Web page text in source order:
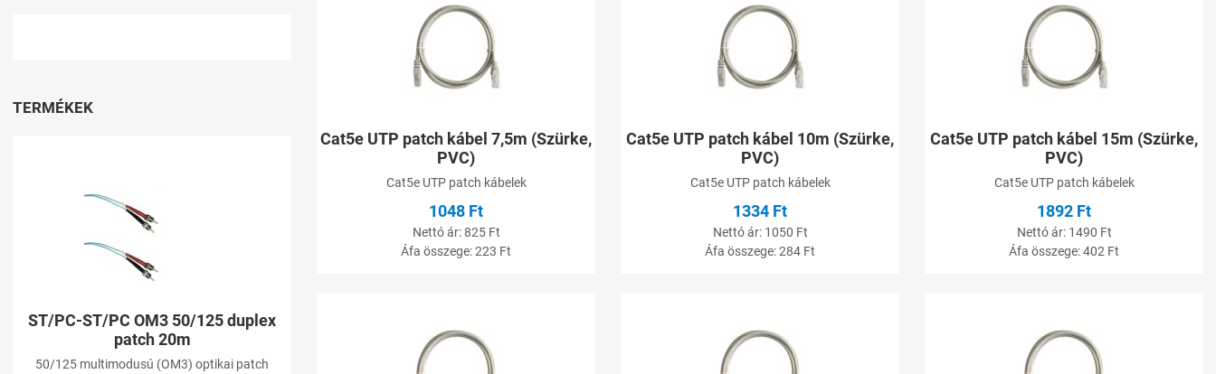
TERMÉKEK
Kívánságlistához adom
ST/PC-ST/PC OM3 50/125 duplex
patch 20m
50/125 multimodusú (OM3) optikai patch
Összehasonlításhoz adom
Cat5e UTP patch kábel 7,5m (Szürke,
PVC)
Cat5e UTP patch kábelek
1048 Ft
Nettó ár:825 Ft
Áfa összege:223 Ft
Összehasonlításhoz adom
Cat5e UTP patch kábel 10m (Szürke,
PVC)
Cat5e UTP patch kábelek
1334 Ft
Nettó ár: 1050 Ft
Áfa összege:284 Ft
Cat5e UTP patch kábel 15m (Szürke,
PVC)
Cat5e UTP patch kábelek
1892 Ft
Nettó ár: 1490 Ft
Áfa összege:402 Ft
Összehasonlításhoz adom Összehasonlításhoz adom